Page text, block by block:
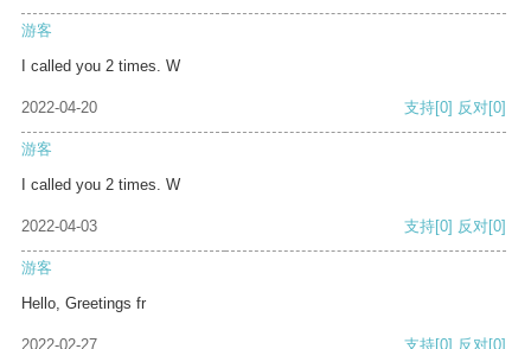
游客
I called you 2 times. W
2022-04-20 支持[0] 反对[0]
游客
I called you 2 times. W
2022-04-03 支持[0] 反对[0]
游客
Hello, Greetings fr
2022-02-27 支持[0] 反对[0]